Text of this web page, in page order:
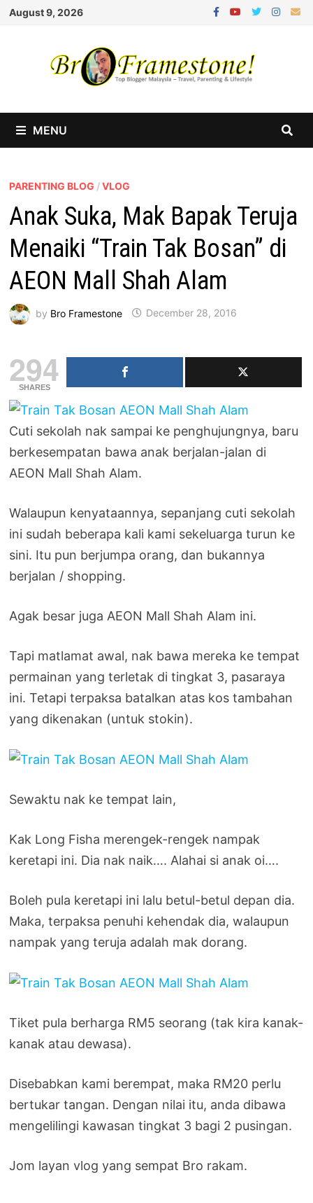
Skip
August 9, 2026
MENU
PARENTING BLOG /VLOG
Anak Suka, Mak Bapak Teruja
Menaiki “Train Tak Bosan” di
AEON Mall Shah Alam
by Bro Framestone December 28, 2016
294
SHARES
Cuti sekolah nak sampai ke penghujungnya, baru
berkesempatan bawa anak berjalan-jalan di
AEON Mall Shah Alam.
Walaupun kenyataannya, sepanjang cuti sekolah
ini sudah beberapa kali kami sekeluarga turun ke
sini. Itu pun berjumpa orang, dan bukannya
berjalan / shopping.
Agak besar juga AEON Mall Shah Alam ini.
Tapi matlamat awal, nak bawa mereka ke tempat
permainan yang terletak di tingkat 3, pasaraya
ini. Tetapi terpaksa batalkan atas kos tambahan
yang dikenakan (untuk stokin).
Sewaktu nak ke tempat lain,
Kak Long Fisha merengek-rengek nampak
keretapi ini. Dia nak naik…. Alahai si anak oi….
Boleh pula keretapi ini lalu betul-betul depan dia.
Maka, terpaksa penuhi kehendak dia, walaupun
nampak yang teruja adalah mak dorang.
Tiket pula berharga RM5 seorang (tak kira kanak-
kanak atau dewasa).
Disebabkan kami berempat, maka RM20 perlu
bertukar tangan. Dengan nilai itu, anda dibawa
mengelilingi kawasan tingkat 3 bagi 2 pusingan.
Jom layan vlog yang sempat Bro rakam.